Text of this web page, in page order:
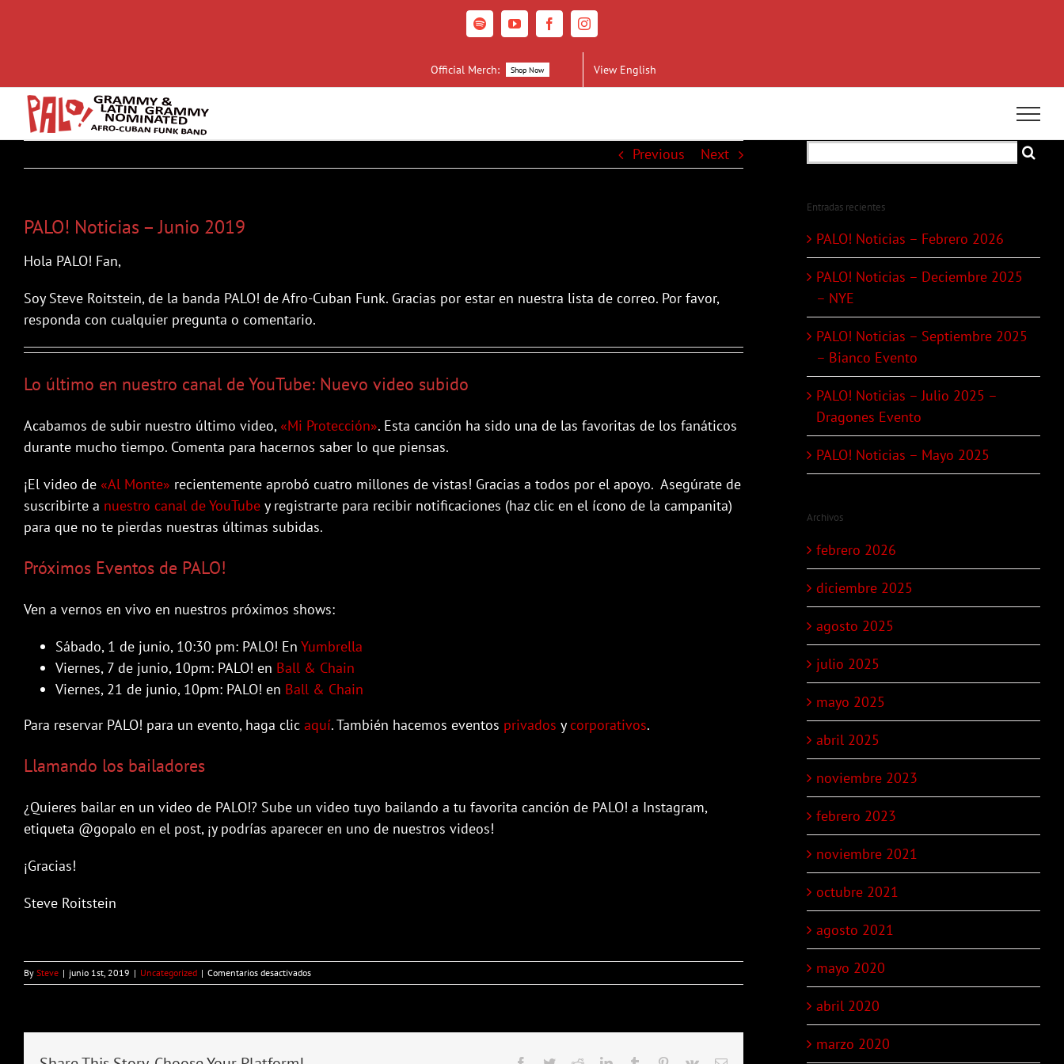
SpotifyYouTubeFacebookInstagram
Official Merch: Shop Now View English
Previous Next
PALO! Noticias – Junio 2019
Hola PALO! Fan,
Soy Steve Roitstein, de la banda PALO! de Afro-Cuban Funk. Gracias por estar en nuestra lista de correo. Por favor,
responda con cualquier pregunta o comentario.
Lo último en nuestro canal de YouTube: Nuevo video subido
Acabamos de subir nuestro último video, «Mi Protección». Esta canción ha sido una de las favoritas de los fanáticos
durante mucho tiempo. Comenta para hacernos saber lo que piensas.
¡El video de «Al Monte» recientemente aprobó cuatro millones de vistas! Gracias a todos por el apoyo. Asegúrate de
suscribirte a nuestro canal de YouTube y registrarte para recibir notificaciones (haz clic en el ícono de la campanita)
para que no te pierdas nuestras últimas subidas.
Próximos Eventos de PALO!
Ven a vernos en vivo en nuestros próximos shows:
Sábado, 1 de junio, 10:30 pm: PALO! En Yumbrella
Viernes, 7 de junio, 10pm: PALO! en Ball & Chain
Viernes, 21 de junio, 10pm: PALO! en Ball & Chain
Para reservar PALO! para un evento, haga clic aquí. También hacemos eventos privados y corporativos.
Llamando los bailadores
¿Quieres bailar en un video de PALO!? Sube un video tuyo bailando a tu favorita canción de PALO! a Instagram,
etiqueta @gopalo en el post, ¡y podrías aparecer en uno de nuestros videos!
¡Gracias!
Steve Roitstein
By Steve | junio 1st, 2019 | Uncategorized | Comentarios desactivadosen
PALO!
Entradas recientes
PALO! Noticias – Febrero 2026
PALO! Noticias – Deciembre 2025
– NYE
PALO! Noticias – Septiembre 2025
– Bianco Evento
PALO! Noticias – Julio 2025 –
Dragones Evento
PALO! Noticias – Mayo 2025
Archivos
febrero 2026
diciembre 2025
agosto 2025
julio 2025
mayo 2025
abril 2025
noviembre 2023
febrero 2023
noviembre 2021
octubre 2021
agosto 2021
mayo 2020
abril 2020
marzo 2020